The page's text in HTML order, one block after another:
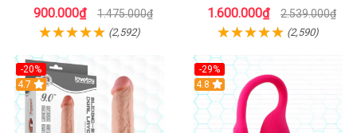
900.000₫ 1.475.000₫
(2,592)
điều khiển từ xa
1.600.000₫ 2.539.000₫
(2,590)
-20%
Hot
4.7
-29%
Hot
4.8